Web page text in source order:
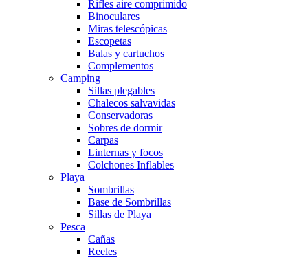
Rifles aire comprimido
Binoculares
Miras telescópicas
Escopetas
Balas y cartuchos
Complementos
Camping
Sillas plegables
Chalecos salvavidas
Conservadoras
Sobres de dormir
Carpas
Linternas y focos
Colchones Inflables
Playa
Sombrillas
Base de Sombrillas
Sillas de Playa
Pesca
Cañas
Reeles